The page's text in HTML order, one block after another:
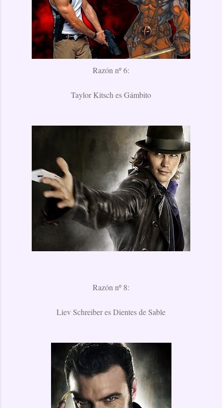
Razón nº 6:
Taylor Kitsch es Gámbito
Razón nº 8:
Liev Schreiber es Dientes de Sable